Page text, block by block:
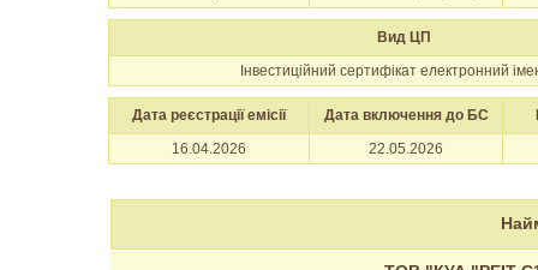
Вид ЦП
Інвестиційний сертифікат електронний
Дата реєстрації емісії Дата включення до БС
16.04.2026
22.05.2026